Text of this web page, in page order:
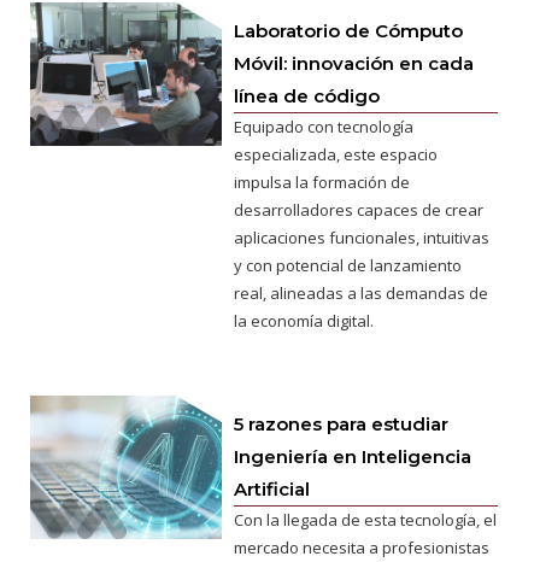
Laboratorio de Cómputo
Móvil: innovación en cada
línea de código
Equipado con tecnología
especializada, este espacio
impulsa la formación de
desarrolladores capaces de crear
aplicaciones funcionales, intuitivas
y con potencial de lanzamiento
real, alineadas a las demandas de
la economía digital.
5 razones para estudiar
Ingeniería en Inteligencia
Artificial
Con la llegada de esta tecnología, el
mercado necesita a profesionistas